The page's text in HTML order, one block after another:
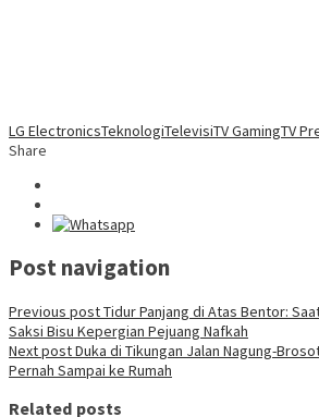
LG ElectronicsTeknologiTelevisiTV GamingTV
Share
Post navigation
Previous postTidur Panjang di Atas Bentor:
Saksi Bisu Kepergian Pejuang Nafkah
Next postDuka di Tikungan Jalan Nagung-
Pernah Sampai ke Rumah
Related posts